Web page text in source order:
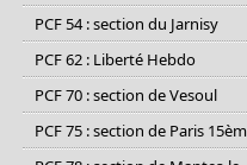
PCF 54 : section du Jarnisy
PCF 62 : Liberté Hebdo
PCF 70 : section de Vesoul
PCF 75 : section de Paris